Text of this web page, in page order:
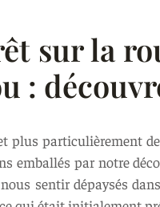
sur la
:
plus particulièrement
emballés par notre
sentir dépaysés